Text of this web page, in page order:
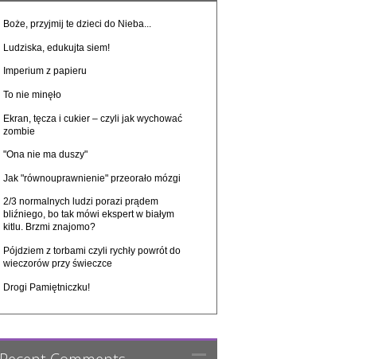
Boże, przyjmij te dzieci do Nieba...
Ludziska, edukujta siem!
Imperium z papieru
To nie minęło
Ekran, tęcza i cukier – czyli jak wychować
zombie
"Ona nie ma duszy"
Jak "równouprawnienie" przeorało mózgi
2/3 normalnych ludzi porazi prądem
bliźniego, bo tak mówi ekspert w białym
kitlu. Brzmi znajomo?
Pójdziem z torbami czyli rychły powrót do
wieczorów przy świeczce
Drogi Pamiętniczku!